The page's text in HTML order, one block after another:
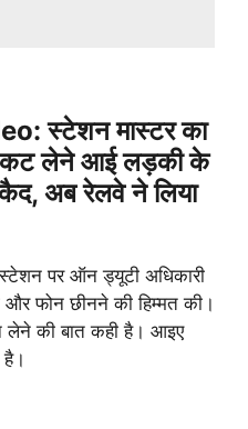
स्टेशन मास्टर का
लेने आई लड़की के
अब रेलवे ने लिया
पर ऑन ड्यूटी अधिकारी
फोन छीनने की हिम्मत की।
की बात कही है। आइए